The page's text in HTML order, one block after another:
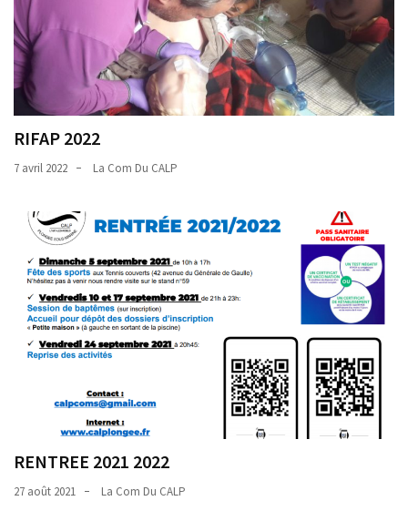
RIFAP 2022
7 avril 2022 La Com Du CALP
RENTREE 2021 2022
27 août 2021 La Com Du CALP